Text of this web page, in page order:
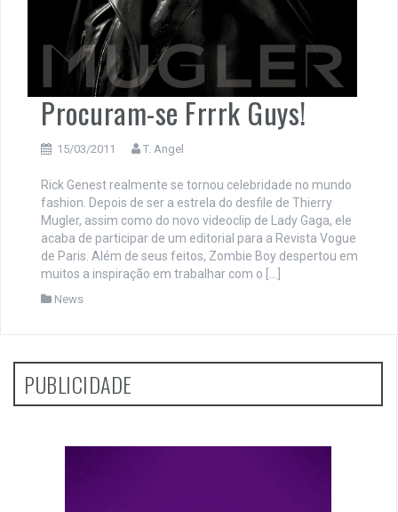
Procuram-se Frrrk Guys!
15/03/2011 T. Angel
Rick Genest realmente se tornou celebridade no mundo
fashion. Depois de ser a estrela do desfile de Thierry
Mugler, assim como do novo videoclip de Lady Gaga, ele
acaba de participar de um editorial para a Revista Vogue
de Paris. Além de seus feitos, Zombie Boy despertou em
muitos a inspiração em trabalhar com o […]
News
PUBLICIDADE